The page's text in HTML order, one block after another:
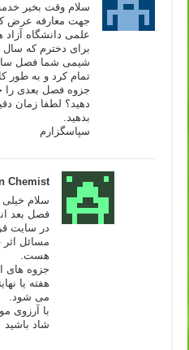
سلام وقت بخیر
جهت معارفه عرض
علمی دانشگاه
برای دخترم که
شیمی شما فصل
تمام کرد و به طور
جزوه فصل بعدی را
دهید؟ لطفا زمان
بدهید.
سپاسگزارم
Chemist
سلام خیلی
فصل بعد
در سایت
مسائل اثر
هست.
جزوه های
هفته یا
می شود.
با آرزوی
شاد باشید